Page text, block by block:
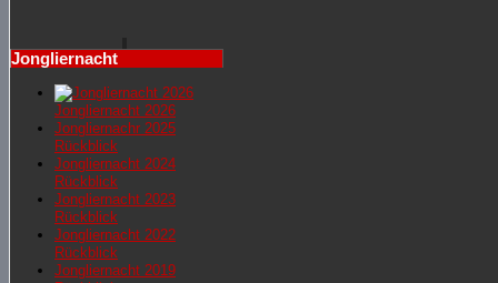
Jongliernacht
Jongliernacht 2026
Jongliernachr 2025
Rückblick
Jongliernacht 2024
Rückblick
Jongliernacht 2023
Rückblick
Jongliernacht 2022
Rückblick
Jongliernacht 2019